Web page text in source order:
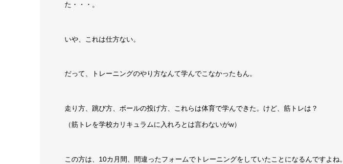
た・・・。
いや、これは仕方ない。
だって、トレーニングのやり方なんて学んでこなかったもん。
走り方、跳び方、ボールの投げ方、これらは体育で学んできた。けど、筋トレは？
（筋トレを学校カリキュラムに入れろとは言わないがw）
この方は、10カ月間、間違ったフォームでトレーニングをしていたことになるんですよね。